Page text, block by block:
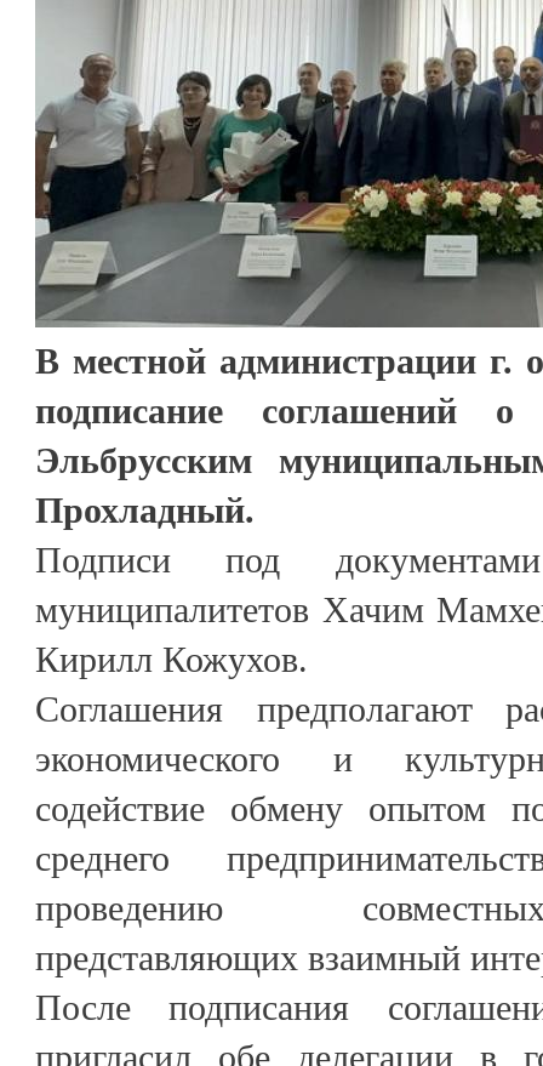
В местной администрации г.
подписание соглашений
Эльбрусским
Прохладный.
Подписи под
муниципалитетов Хачим
Кирилл Кожухов.
Соглашения предполагают
экономического и
содействие обмену опытом
среднего
проведению
представляющих взаимный
После подписания
пригласил обе делегации в